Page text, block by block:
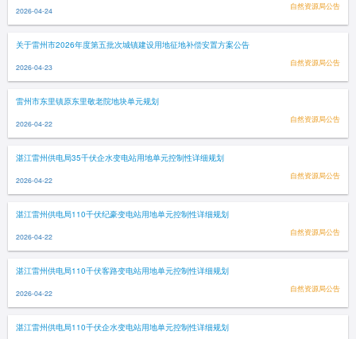
2026-04-24 自然资源局公告
关于雷州市2026年度第五批次城镇建设用地征地补偿安置方案公告
2026-04-23 自然资源局公告
雷州市东里镇原东里敬老院地块单元规划
2026-04-22 自然资源局公告
湛江雷州供电局35千伏企水变电站用地单元控制性详细规划
2026-04-22 自然资源局公告
湛江雷州供电局110千伏纪豪变电站用地单元控制性详细规划
2026-04-22 自然资源局公告
湛江雷州供电局110千伏客路变电站用地单元控制性详细规划
2026-04-22 自然资源局公告
湛江雷州供电局110千伏企水变电站用地单元控制性详细规划